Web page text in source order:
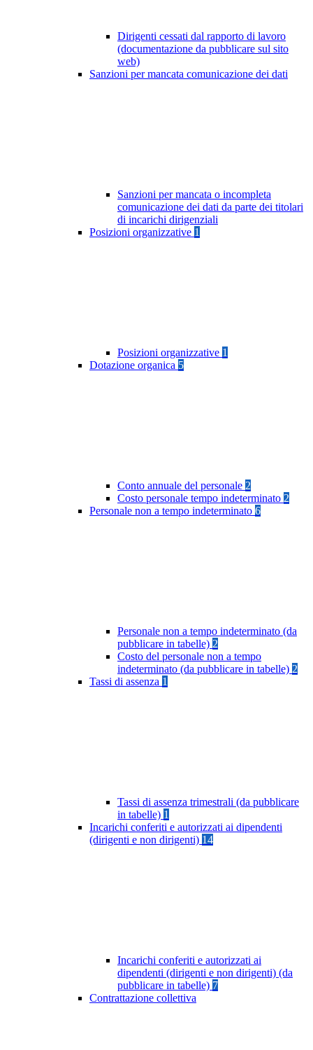
Dirigenti cessati dal rapporto di lavoro
(documentazione da pubblicare sul sito
web)
Sanzioni per mancata comunicazione dei dati
Sanzioni per mancata o incompleta
comunicazione dei dati da parte dei titolari
di incarichi dirigenziali
Posizioni organizzative 1
Posizioni organizzative 1
Dotazione organica 5
Conto annuale del personale 2
Costo personale tempo indeterminato 2
Personale non a tempo indeterminato 6
Personale non a tempo indeterminato (da
pubblicare in tabelle) 2
Costo del personale non a tempo
indeterminato (da pubblicare in tabelle) 2
Tassi di assenza 1
Tassi di assenza trimestrali (da pubblicare
in tabelle) 1
Incarichi conferiti e autorizzati ai dipendenti
(dirigenti e non dirigenti) 14
Incarichi conferiti e autorizzati ai
dipendenti (dirigenti e non dirigenti) (da
pubblicare in tabelle) 7
Contrattazione collettiva